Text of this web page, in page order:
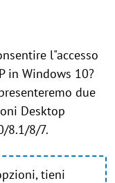
l"accesso
in Windows 10?
due
Desktop
8.1/8/7.
tieni